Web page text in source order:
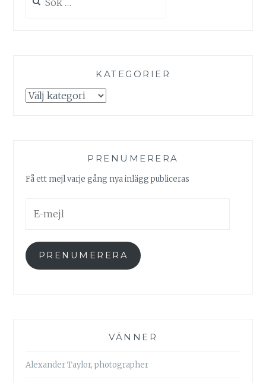
efter:
KATEGORIER
Kategorier
PRENUMERERA
Få ett mejl varje gång nya inlägg publiceras
mejl
PRENUMERERA
VÄNNER
Alexander Taylor, photographer